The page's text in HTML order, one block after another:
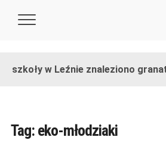
szkoły w Leźnie znaleziono granat!
Tag: eko-młodziaki